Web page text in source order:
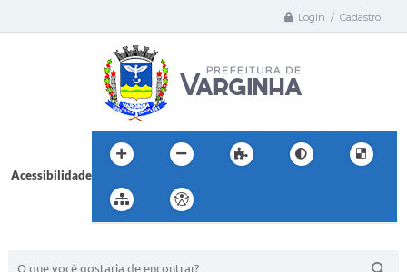
Login / Cadastro
Acessibilidade